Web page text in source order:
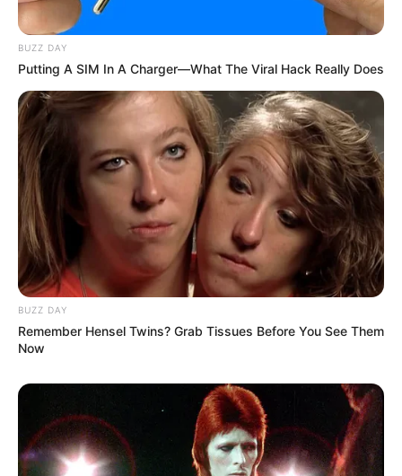
BUZZ DAY
Putting A SIM In A Charger—What The Viral Hack Really Does
BUZZ DAY
Remember Hensel Twins? Grab Tissues Before You See Them
Now